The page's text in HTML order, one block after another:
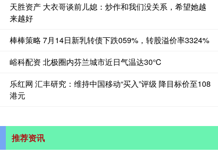
天胜资产 大衣哥谈前儿媳：炒作和我们没关系，希望她越
来越好
棒棒策略 7月14日新乳转债下跌059%，转股溢价率3324%
峪科配资 北极圈内芬兰城市近日气温达30℃
乐红网 汇丰研究：维持中国移动“买入”评级 降目标价至108
港元
推荐资讯